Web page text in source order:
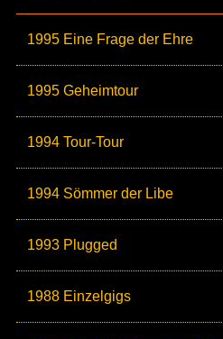
1995 Eine Frage der Ehre
1995 Geheimtour
1994 Tour-Tour
1994 Sömmer der Libe
1993 Plugged
1988 Einzelgigs